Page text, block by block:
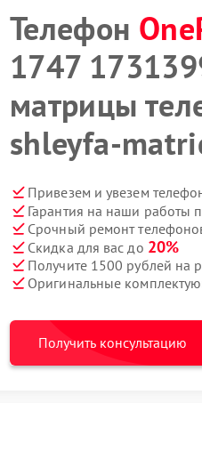
Телефон
1747
матрицы
shleyfa-
Привезем и увезем
Гарантия на наши работы
Срочный ремонт
Скидка для вас до 20%
Получите 1500 рублей на
Оригинальные
Получить консультацию